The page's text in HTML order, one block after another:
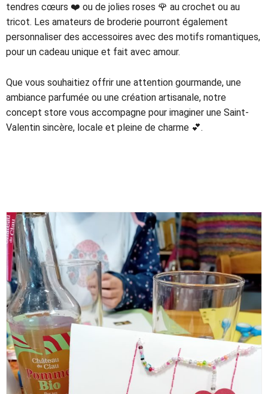
tendres cœurs ❤️ ou de jolies roses 🌹 au crochet ou au
tricot. Les amateurs de broderie pourront également
personnaliser des accessoires avec des motifs romantiques,
pour un cadeau unique et fait avec amour.
Que vous souhaitiez offrir une attention gourmande, une
ambiance parfumée ou une création artisanale, notre
concept store vous accompagne pour imaginer une Saint-
Valentin sincère, locale et pleine de charme 💕.